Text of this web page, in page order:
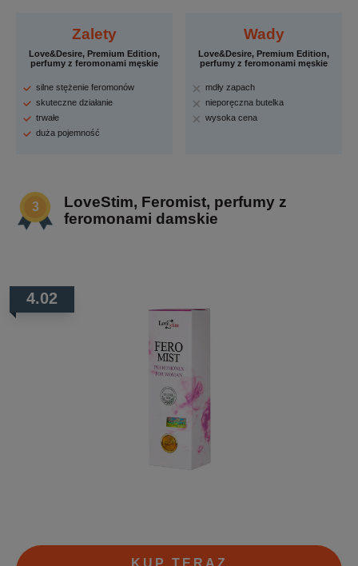
Zalety
Love&Desire, Premium Edition,
perfumy z feromonami męskie
silne stężenie feromonów
skuteczne działanie
trwałe
duża pojemność
Wady
Love&Desire, Premium Edition,
perfumy z feromonami męskie
mdły zapach
nieporęczna butelka
wysoka cena
LoveStim, Feromist, perfumy z
feromonami damskie
4.02